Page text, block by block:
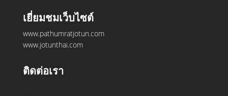
เยี่ยมชมเว็บไซต์
www.pathumratjotun.com
www.jotunthai.com
ติดต่อเรา